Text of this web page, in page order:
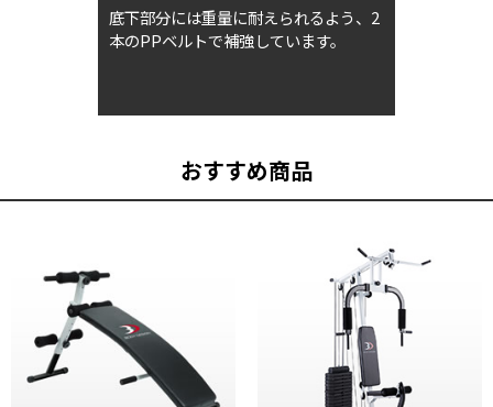
底下部分には重量に耐えられるよう、2
本のPPベルトで補強しています。
おすすめ商品